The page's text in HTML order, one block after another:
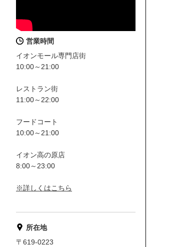
営業時間
イオンモール専門店街
10:00～21:00
レストラン街
11:00～22:00
フードコート
10:00～21:00
イオン高の原店
8:00～23:00
※詳しくはこちら
所在地
〒619-0223